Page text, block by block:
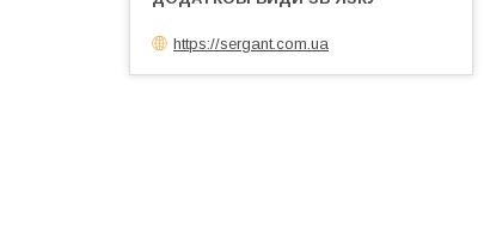
https://sergant.com.ua